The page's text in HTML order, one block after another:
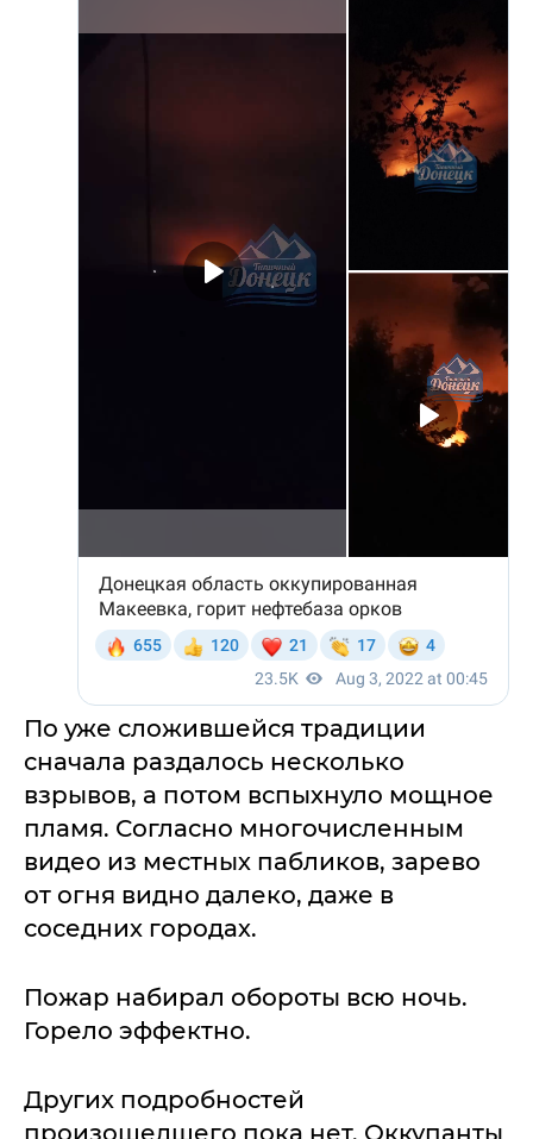
По уже сложившейся традиции
сначала раздалось несколько
взрывов, а потом вспыхнуло мощное
пламя. Согласно многочисленным
видео из местных пабликов, зарево
от огня видно далеко, даже в
соседних городах.
Пожар набирал обороты всю ночь.
Горело эффектно.
Других подробностей
произошедшего пока нет. Оккупанты